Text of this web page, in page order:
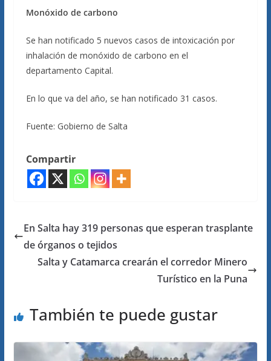
Monóxido de carbono
Se han notificado 5 nuevos casos de intoxicación por
inhalación de monóxido de carbono en el
departamento Capital.
En lo que va del año, se han notificado 31 casos.
Fuente: Gobierno de Salta
Compartir
En Salta hay 319 personas que esperan trasplante
de órganos o tejidos
Salta y Catamarca crearán el corredor Minero
Turístico en la Puna
También te puede gustar